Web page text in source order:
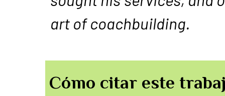
art of coachbuilding.
Cómo citar este